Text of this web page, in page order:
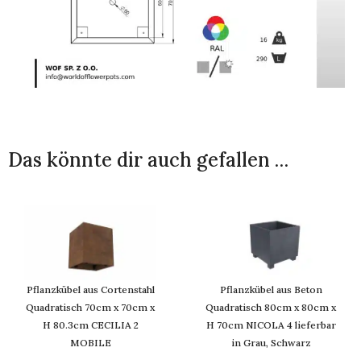
Das könnte dir auch gefallen …
Pflanzkübel aus Cortenstahl
Quadratisch 70cm x 70cm x
H 80.3cm CECILIA 2
MOBILE
Pflanzkübel aus Beton
Quadratisch 80cm x 80cm x
H 70cm NICOLA 4 lieferbar
in Grau, Schwarz